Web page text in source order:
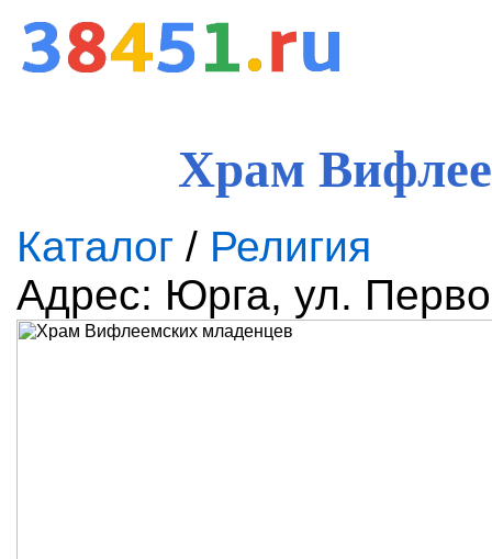
Храм
Каталог / Религия
Адрес: Юрга, ул.